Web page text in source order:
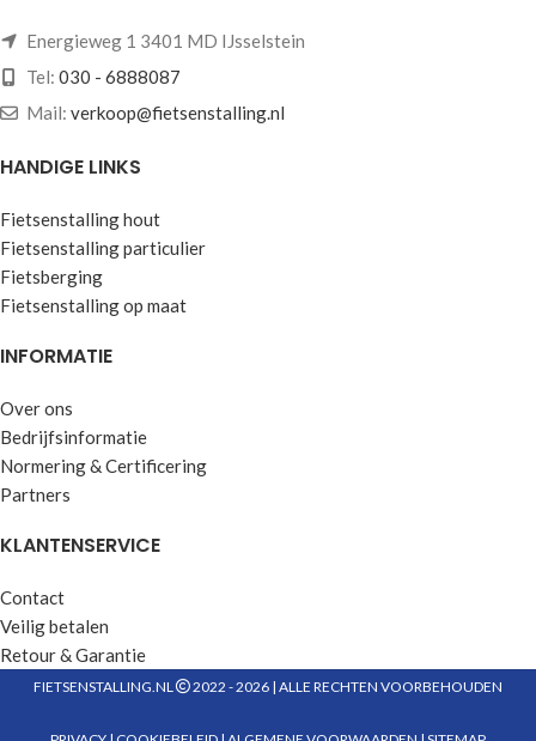
Energieweg 1 3401 MD IJsselstein
Tel: 030 - 6888087
Mail: verkoop@fietsenstalling.nl
HANDIGE LINKS
Fietsenstalling hout
Fietsenstalling particulier
Fietsberging
Fietsenstalling op maat
INFORMATIE
Over ons
Bedrijfsinformatie
Normering & Certificering
Partners
KLANTENSERVICE
Contact
Veilig betalen
Retour & Garantie
FIETSENSTALLING.NL 2022 - 2026 | ALLE RECHTEN VOORBEHOUDEN